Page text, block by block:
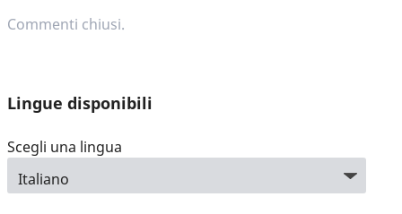
Commenti chiusi.
Lingue disponibili
Scegli una lingua